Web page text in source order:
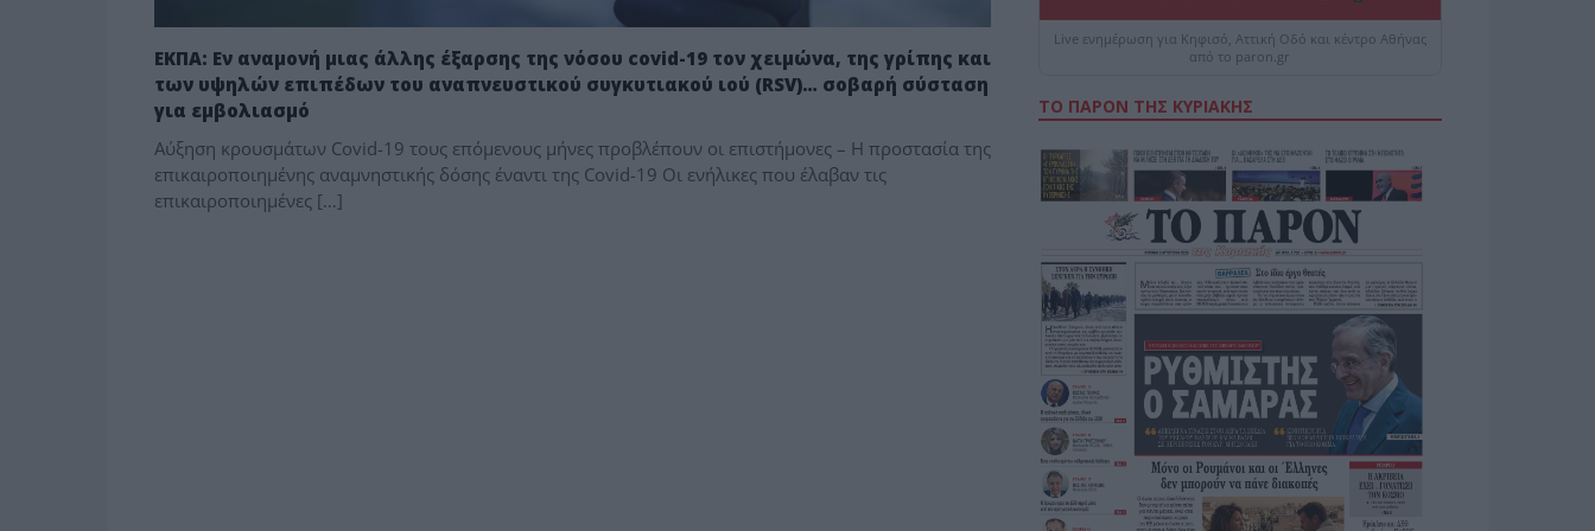
ΕΚΠΑ: Εν αναμονή μιας άλλης έξαρσης της νόσου covid-19 τον χειμώνα, της γρίπης και
των υψηλών επιπέδων του αναπνευστικού συγκυτιακού ιού (RSV)… σοβαρή σύσταση
για εμβολιασμό
Αύξηση κρουσμάτων Covid-19 τους επόμενους μήνες προβλέπουν οι επιστήμονες – Η προστασία της
επικαιροποιημένης αναμνηστικής δόσης έναντι της Covid-19 Οι ενήλικες που έλαβαν τις
επικαιροποιημένες […]
Live ενημέρωση για Κηφισό, Αττική Οδό και κέντρο Αθήνας
από το paron.gr
ΤΟ ΠΑΡΟΝ ΤΗΣ ΚΥΡΙΑΚΗΣ